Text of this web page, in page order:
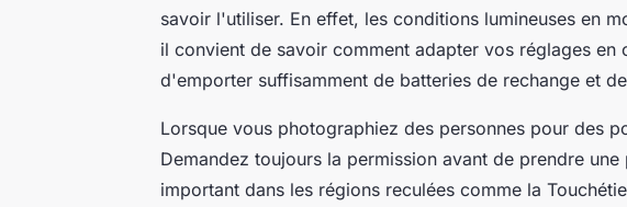
savoir l'utiliser. En effet, les conditions lumineuses en
il convient de savoir comment adapter vos réglages
d'emporter suffisamment de batteries de rechange et
Lorsque vous photographiez des personnes pour des
Demandez toujours la permission avant de prendre
important dans les régions reculées comme la